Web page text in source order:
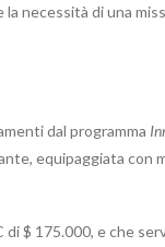
necessità di una
dal programma
equipaggiata con
$ 175.000, e che